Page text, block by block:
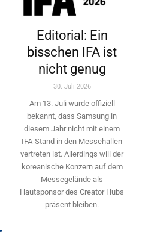
Editorial: Ein
bisschen IFA ist
nicht genug
30. Juli 2026
Am 13. Juli wurde offiziell
bekannt, dass Samsung in
diesem Jahr nicht mit einem
IFA-Stand in den Messehallen
vertreten ist. Allerdings will ­der
koreanische Konzern auf dem
Messegelände als
Hautsponsor des Creator Hubs
präsent bleiben.